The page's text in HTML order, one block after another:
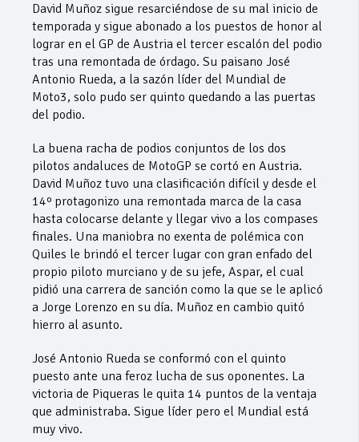
David Muñoz sigue resarciéndose de su mal inicio de
temporada y sigue abonado a los puestos de honor al
lograr en el GP de Austria el tercer escalón del podio
tras una remontada de órdago. Su paisano José
Antonio Rueda, a la sazón líder del Mundial de
Moto3, solo pudo ser quinto quedando a las puertas
del podio.
La buena racha de podios conjuntos de los dos
pilotos andaluces de MotoGP se cortó en Austria.
David Muñoz tuvo una clasificación difícil y desde el
14º protagonizo una remontada marca de la casa
hasta colocarse delante y llegar vivo a los compases
finales. Una maniobra no exenta de polémica con
Quiles le brindó el tercer lugar con gran enfado del
propio piloto murciano y de su jefe, Aspar, el cual
pidió una carrera de sanción como la que se le aplicó
a Jorge Lorenzo en su día. Muñoz en cambio quitó
hierro al asunto.
José Antonio Rueda se conformó con el quinto
puesto ante una feroz lucha de sus oponentes. La
victoria de Piqueras le quita 14 puntos de la ventaja
que administraba. Sigue líder pero el Mundial está
muy vivo.